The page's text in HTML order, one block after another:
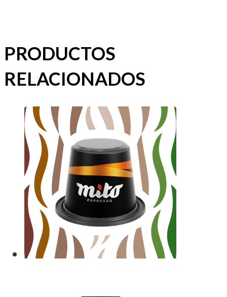
PRODUCTOS
RELACIONADOS